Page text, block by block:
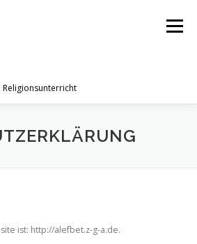
Menü
RELIGION
ÜBER UNSERE IDEE
ist: http://alefbet.z-g-a.de.